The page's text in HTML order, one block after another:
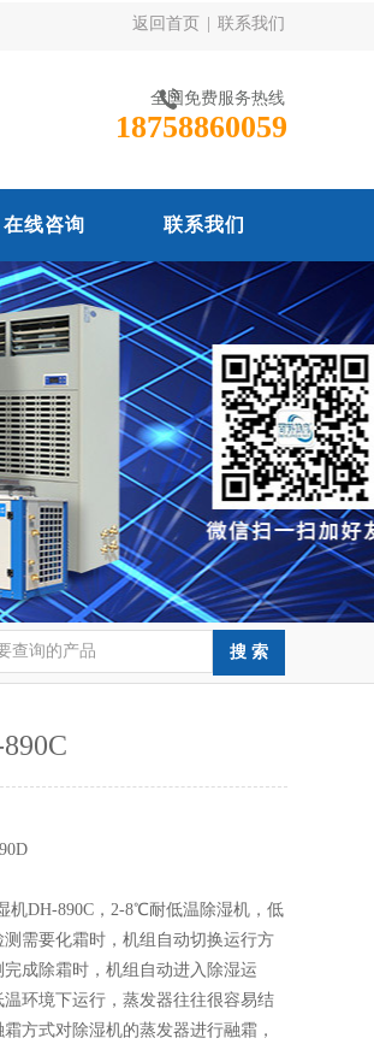
返回首页 联系我们
全国免费服务热线
18758860059
在线咨询 联系我们
机DH-890C，2-8℃耐低温除湿机，低
需要化霜时，机组自动切换运行方
成除霜时，机组自动进入除湿运
环境下运行，蒸发器往往很容易结
方式对除湿机的蒸发器进行融霜，